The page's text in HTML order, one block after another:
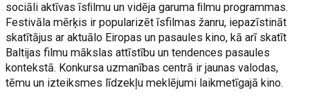
sociāli aktīvas īsﬁlmu un vidēja garuma ﬁlmu programmas.
Festivāla mērķis ir popularizēt īsfilmas žanru, iepazīstināt
skatītājus ar aktuālo Eiropas un pasaules kino, kā arī skatīt
Baltijas filmu mākslas attīstību un tendences pasaules
kontekstā. Konkursa uzmanības centrā ir jaunas valodas,
tēmu un izteiksmes līdzekļu meklējumi laikmetīgajā kino.